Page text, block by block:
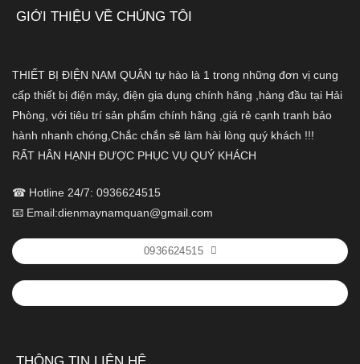
GIỚI THIỆU VỀ CHÚNG TÔI
THIẾT BỊ ĐIỆN NAM QUÂN tự hào là 1 trong những đơn vị cung
cấp thiết bị điện máy, điện gia dụng chính hãng ,hàng đầu tại Hải
Phòng, với tiêu trí sản phẩm chính hãng ,giá rẻ cạnh tranh bảo
hành nhanh chóng,Chắc chắn sẽ làm hài lòng quý khách !!!
RẤT HÂN HẠNH ĐƯỢC PHỤC VỤ QUÝ KHÁCH
☎ Hotline 24/7: 0936624515
📧 Email:dienmaynamquan@gmail.com
0936624515
THÔNG TIN LIÊN HỆ